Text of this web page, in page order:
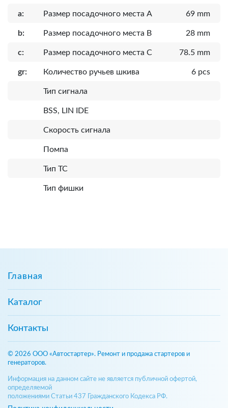
a: Размер посадочного места A 69 mm
b: Размер посадочного места B 28 mm
c: Размер посадочного места C 78.5 mm
gr: Количество ручьев шкива 6 pcs
Тип сигнала
BSS, LIN IDE
Скорость сигнала
Помпа
Тип ТС
Тип фишки
Главная
Каталог
Контакты
© 2026 ООО «Автостартер». Ремонт и продажа стартеров и
генераторов.
Информация на данном сайте не является публичной офертой,
определяемой
положениями Статьи 437 Гражданского Кодекса РФ.